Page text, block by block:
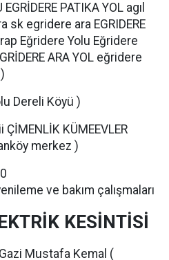
PATIKA YOL agıl
sk egridere ara EGRIDERE
Eğridere Yolu Eğridere
ARA YOL eğridere
Dereli Köyü )
KÜMEEVLER
merkez )
ve bakım çalışmaları
KESİNTİSİ
Mustafa Kemal (